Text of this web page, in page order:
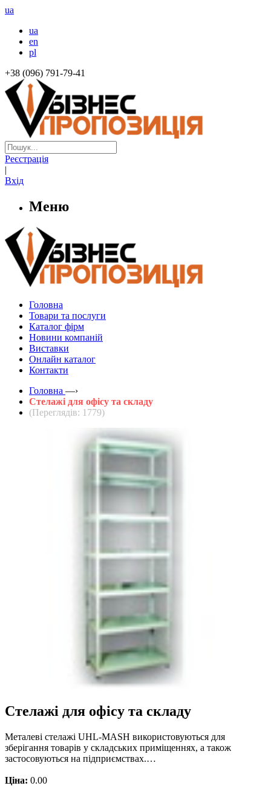
ua
ua
en
pl
+38 (096) 791-79-41
Реєстрація
|
Вхід
Меню
Головна
Товари та послуги
Каталог фірм
Новини компаній
Виставки
Онлайн каталог
Контакти
Головна —›
Стелажі для офісу та складу
(Переглядів: 1779)
Стелажі для офісу та складу
Металеві стелажі UHL-MASH використовуються для
зберігання товарів у складських приміщеннях, а також
застосовуються на підприємствах.…
Ціна: 0.00